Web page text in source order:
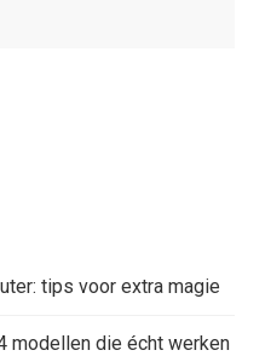
tips voor extra magie
modellen die écht werken